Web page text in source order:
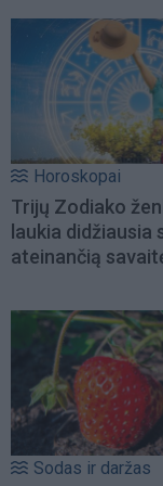
Horoskopai
Trijų Zodiako
laukia didžiausia
ateinančią
Sodas ir daržas